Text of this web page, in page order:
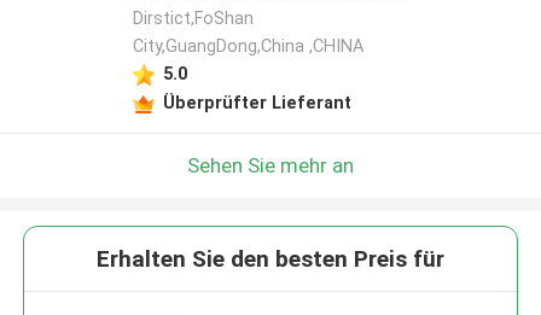
Dirstict,FoShan
City,GuangDong,China ,CHINA
5.0
Überprüfter Lieferant
Sehen Sie mehr an
Erhalten Sie den besten Preis für